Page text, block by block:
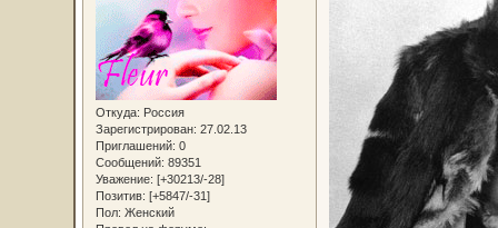
Откуда: Россия
Зарегистрирован: 27.02.13
Приглашений: 0
Сообщений: 89351
Уважение: [+30213/-28]
Позитив: [+5847/-31]
Пол: Женский